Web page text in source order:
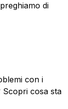
di
con i
Scopri cosa sta